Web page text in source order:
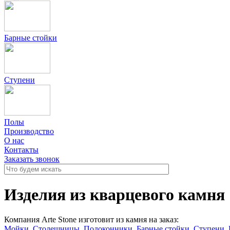
Барные стойки
Ступени
Полы
Производство
О нас
Контакты
Заказать звонок
Изделия из кварцевого камня
Компания Arte Stone изготовит из камня на заказ: